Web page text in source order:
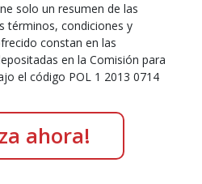
solo un resumen de las
términos, condiciones y
constan en las
en la Comisión para
el código POL 1 2013 0714
ahora!